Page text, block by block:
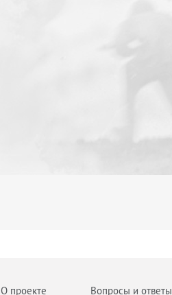
О проекте Вопросы и ответы